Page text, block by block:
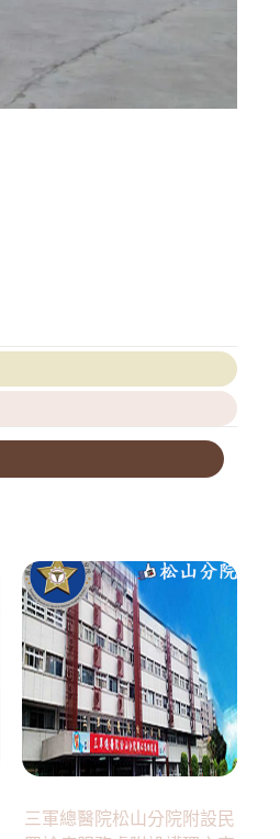
三軍總醫院松山分院附設民